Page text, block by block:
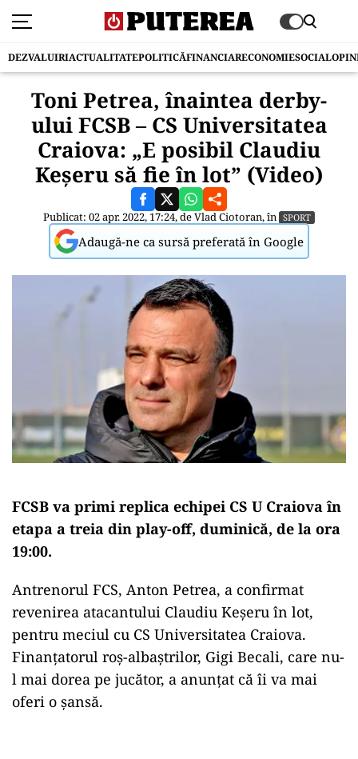
DEZVALUIRIACTUALITATEPOLITICĂFINANCIARECONOMIESOCIAL
Toni Petrea, înaintea derby-
ului FCSB – CS Universitatea
Craiova: „E posibil Claudiu
Keşeru să fie în lot” (Video)
Publicat: 02 apr. 2022, 17:24, deVlad Ciotoran, în SPORT
Adaugă-ne ca sursă preferată în Google
FCSB va primi replica echipei CS U Craiova în
etapa a treia din play-off, duminică, de la ora
19:00.
Antrenorul FCS, Anton Petrea, a confirmat
revenirea atacantului Claudiu Keşeru în lot,
pentru meciul cu CS Universitatea Craiova.
Finanțatorul roș-albaștrilor, Gigi Becali, care nu-
l mai dorea pe jucător, a anunţat că îi va mai
oferi o şansă.